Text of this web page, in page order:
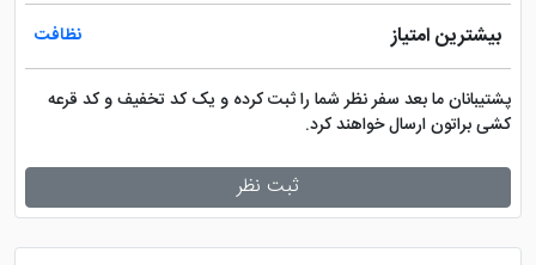
بیشترین امتیاز نظافت
پشتیبانان ما بعد سفر نظر شما را ثبت کرده و یک کد تخفیف و کد قرعه
کشی براتون ارسال خواهند کرد.
ثبت نظر